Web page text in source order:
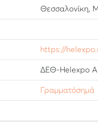
Θεσσαλονίκη,
https://
ΔΕΘ-Helexpo
Γραμματόσημά